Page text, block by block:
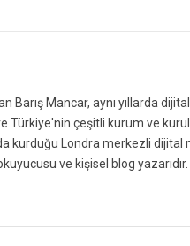
Mancar, aynı yıllarda
Türkiye'nin çeşitli kurum ve
kurduğu Londra merkezli dijital
ve kişisel blog yazarıdır.